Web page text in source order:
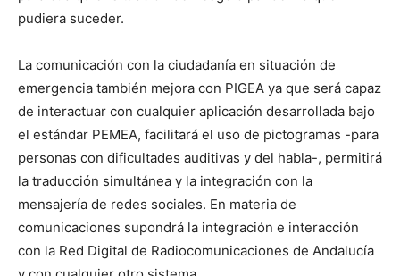
pudiera suceder.
La comunicación con la ciudadanía en situación de
emergencia también mejora con PIGEA ya que será capaz
de interactuar con cualquier aplicación desarrollada bajo
el estándar PEMEA, facilitará el uso de pictogramas -para
personas con dificultades auditivas y del habla-, permitirá
la traducción simultánea y la integración con la
mensajería de redes sociales. En materia de
comunicaciones supondrá la integración e interacción
con la Red Digital de Radiocomunicaciones de Andalucía